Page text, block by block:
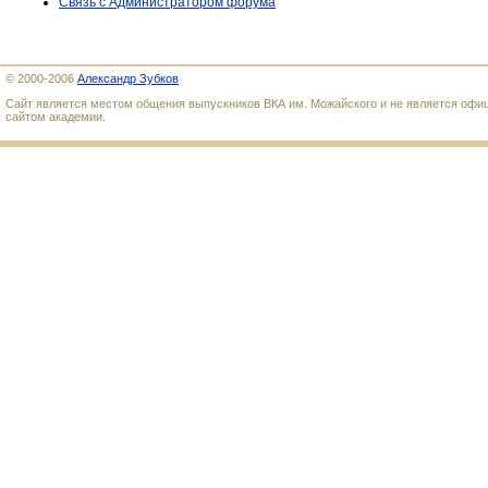
© 2000-2006 Александр Зубков
Сайт является местом общения выпускников ВКА им. Можайского и не является
сайтом академии.